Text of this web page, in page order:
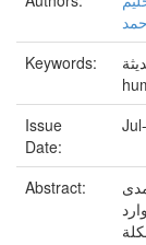
Keywords:
Issue
Date:
Abstract: